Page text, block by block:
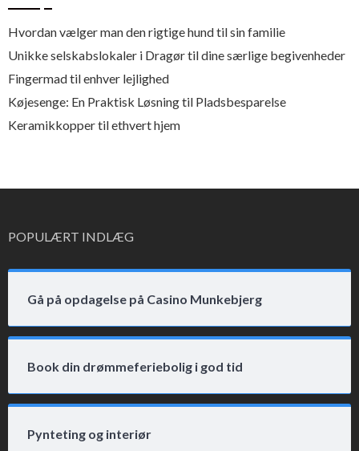
Hvordan vælger man den rigtige hund til sin familie
Unikke selskabslokaler i Dragør til dine særlige begivenheder
Fingermad til enhver lejlighed
Køjesenge: En Praktisk Løsning til Pladsbesparelse
Keramikkopper til ethvert hjem
POPULÆRT INDLÆG
Gå på opdagelse på Casino Munkebjerg
Book din drømmeferiebolig i god tid
Pynteting og interiør